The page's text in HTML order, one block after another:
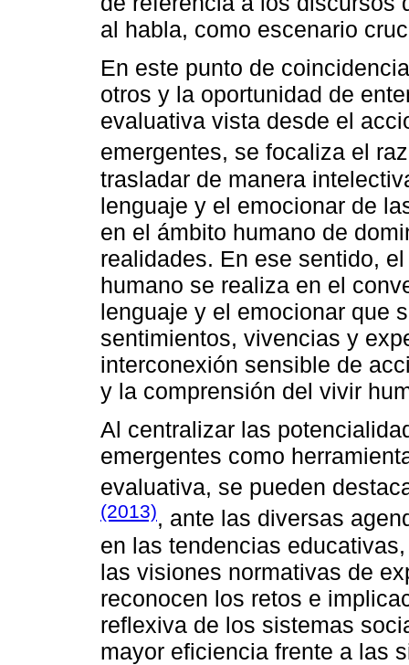
al habla, como escenario
En este punto de
otros y la oportunidad de
evaluativa vista desde el
emergentes, se focaliza el
trasladar de manera
lenguaje y el emocionar de
en el ámbito humano de
realidades. En ese sentido,
humano se realiza en el
lenguaje y el emocionar que
sentimientos, vivencias y
interconexión sensible de
y la comprensión del vivir
Al centralizar las
emergentes como
evaluativa, se pueden
(2013), ante las diversas
en las tendencias
las visiones normativas de
reconocen los retos e
reflexiva de los sistemas
mayor eficiencia frente a las